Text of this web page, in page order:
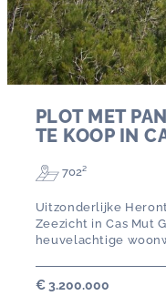
PLOT MET
TE KOOP IN
702²
Uitzonderlijke
Zeezicht in Cas Mut
heuvelachtige
€ 3.200.000